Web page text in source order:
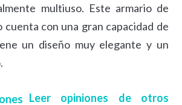
multiuso. Este armario de
cuenta con una gran capacidad de
un diseño muy elegante y un
Leer opiniones de otros